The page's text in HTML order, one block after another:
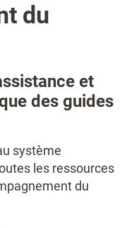
​du
et
des guides
système
les ressources
​du